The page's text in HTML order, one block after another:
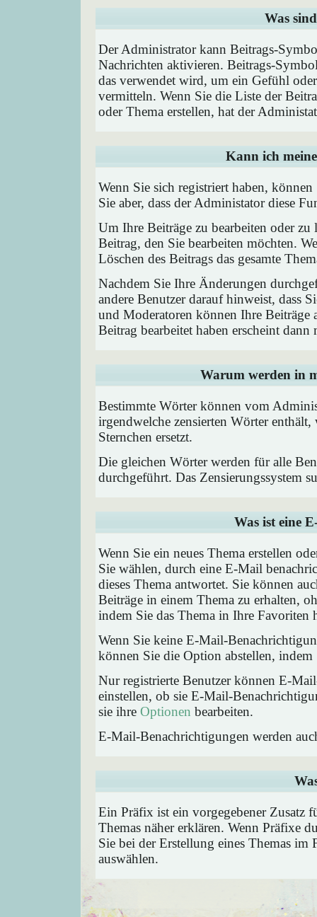
Was
Der Administrator kann Beitrags-
Nachrichten aktivieren. Beitrags-
das verwendet wird, um ein Gefühl
vermitteln. Wenn Sie die Liste der
oder Thema erstellen, hat der
Kann ich
Wenn Sie sich registriert haben,
Sie aber, dass der Administator diese
Um Ihre Beiträge zu bearbeiten oder
Beitrag, den Sie bearbeiten möchten.
Löschen des Beitrags das gesamte
Nachdem Sie Ihre Änderungen
andere Benutzer darauf hinweist, dass
und Moderatoren können Ihre Beiträge
Beitrag bearbeitet haben erscheint
Warum werden in
Bestimmte Wörter können vom
irgendwelche zensierten Wörter
Sternchen ersetzt.
Die gleichen Wörter werden für alle
durchgeführt. Das Zensierungssystem
Was ist eine
Wenn Sie ein neues Thema erstellen
Sie wählen, durch eine E-Mail
dieses Thema antwortet. Sie können
Beiträge in einem Thema zu erhalten,
indem Sie das Thema in Ihre Favoriten
Wenn Sie keine E-Mail-
können Sie die Option abstellen,
Nur registrierte Benutzer können E-
einstellen, ob sie E-Mail-
sie ihre Optionen bearbeiten.
E-Mail-Benachrichtigungen werden
Ein Präfix ist ein vorgegebener Zusatz
Themas näher erklären. Wenn Präfixe
Sie bei der Erstellung eines Themas
auswählen.